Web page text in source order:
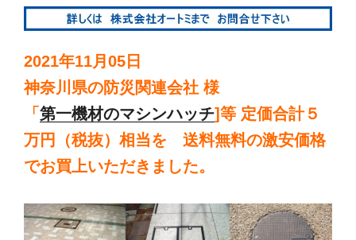
2021年11月05日
神奈川県の防災関連会社 様
「 第一機材のマシンハッチ]等 定価合計５
万円（税抜）相当を 送料無料の激安価格
でお買上いただきました。